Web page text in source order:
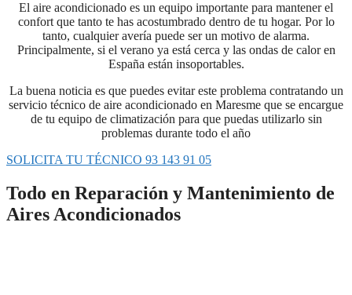
El aire acondicionado es un equipo importante para mantener el
confort que tanto te has acostumbrado dentro de tu hogar. Por lo
tanto, cualquier avería puede ser un motivo de alarma.
Principalmente, si el verano ya está cerca y las ondas de calor en
España están insoportables.
La buena noticia es que puedes evitar este problema contratando un
servicio técnico de aire acondicionado en Maresme que se encargue
de tu equipo de climatización para que puedas utilizarlo sin
problemas durante todo el año
SOLICITA TU TÉCNICO 93 143 91 05
Todo en Reparación y Mantenimiento de
Aires Acondicionados